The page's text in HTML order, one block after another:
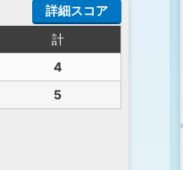
計
4
5
詳細スコア